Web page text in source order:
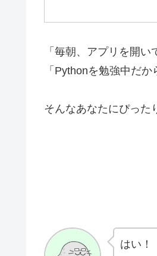
「毎朝、アプリを開
「Pythonを勉強中だ
そんなあなたにぴった
はい！